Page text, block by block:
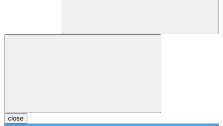
close